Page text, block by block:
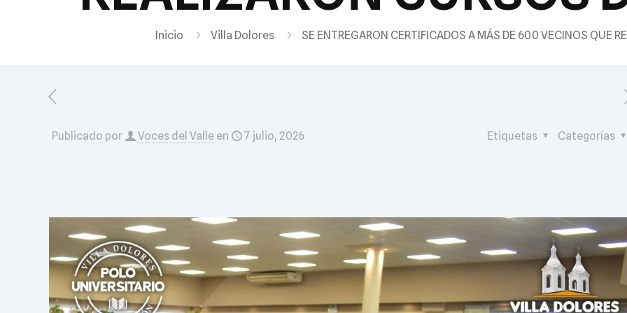
Inicio Villa Dolores SE ENTREGARON CERTIFICADOS A MÁS DE 600 VECINOS QUE
Publicado por Voces del Valle en 7 julio, 2026 Categorías
Etiquetas